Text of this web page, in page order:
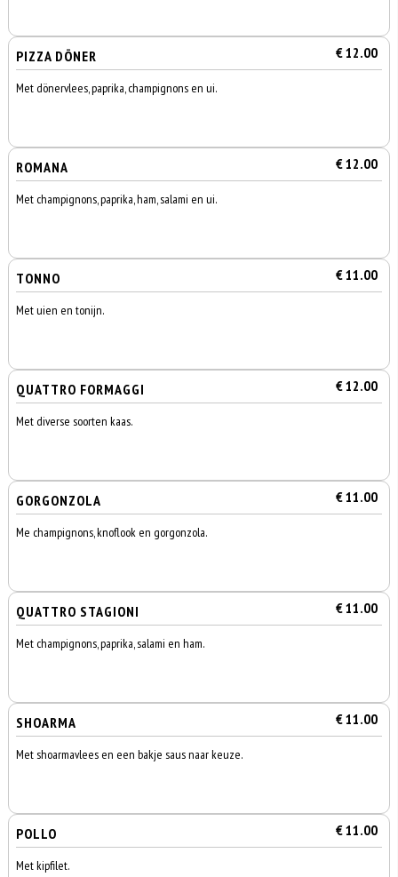
PIZZA DÖNER € 12.00
Met dönervlees, paprika, champignons en ui.
ROMANA € 12.00
Met champignons, paprika, ham, salami en ui.
TONNO € 11.00
Met uien en tonijn.
QUATTRO FORMAGGI € 12.00
Met diverse soorten kaas.
GORGONZOLA € 11.00
Me champignons, knoflook en gorgonzola.
QUATTRO STAGIONI € 11.00
Met champignons, paprika, salami en ham.
SHOARMA € 11.00
Met shoarmavlees en een bakje saus naar keuze.
POLLO € 11.00
Met kipfilet.